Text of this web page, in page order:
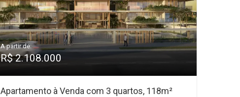
A partir de:
R$ 2.108.000
Apartamento à Venda com 3 quartos, 118m²